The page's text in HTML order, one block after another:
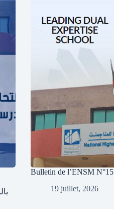
Bulletin de l’ENSM N°15
19 juillet, 2026